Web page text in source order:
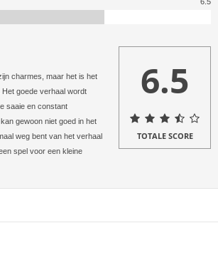
charmes, maar het is het
goede verhaal wordt
saaie en constant
gewoon niet goed in het
weg bent van het verhaal
spel voor een kleine
6.5
TOTALE SCORE